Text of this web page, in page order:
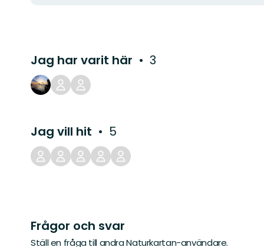
Jag har varit här 3
Jag vill hit 5
Frågor och svar
Ställ en fråga till andra Naturkartan-användare.